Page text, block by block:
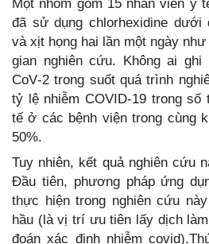
Một nhóm gồm 15 nhân viên y
đã sử dụng chlorhexidine dưới
và xịt họng hai lần một ngày
gian nghiên cứu. Không ai ghi
CoV‐2 trong suốt quá trình
tỷ lệ nhiễm COVID-19 trong
tế ở các bệnh viện trong cùng
50%.
Tuy nhiên, kết quả nghiên cứu
Đầu tiên, phương pháp ứng
thực hiện trong nghiên cứu
hầu (là vị trí ưu tiên lấy dịch
đoán xác định nhiễm